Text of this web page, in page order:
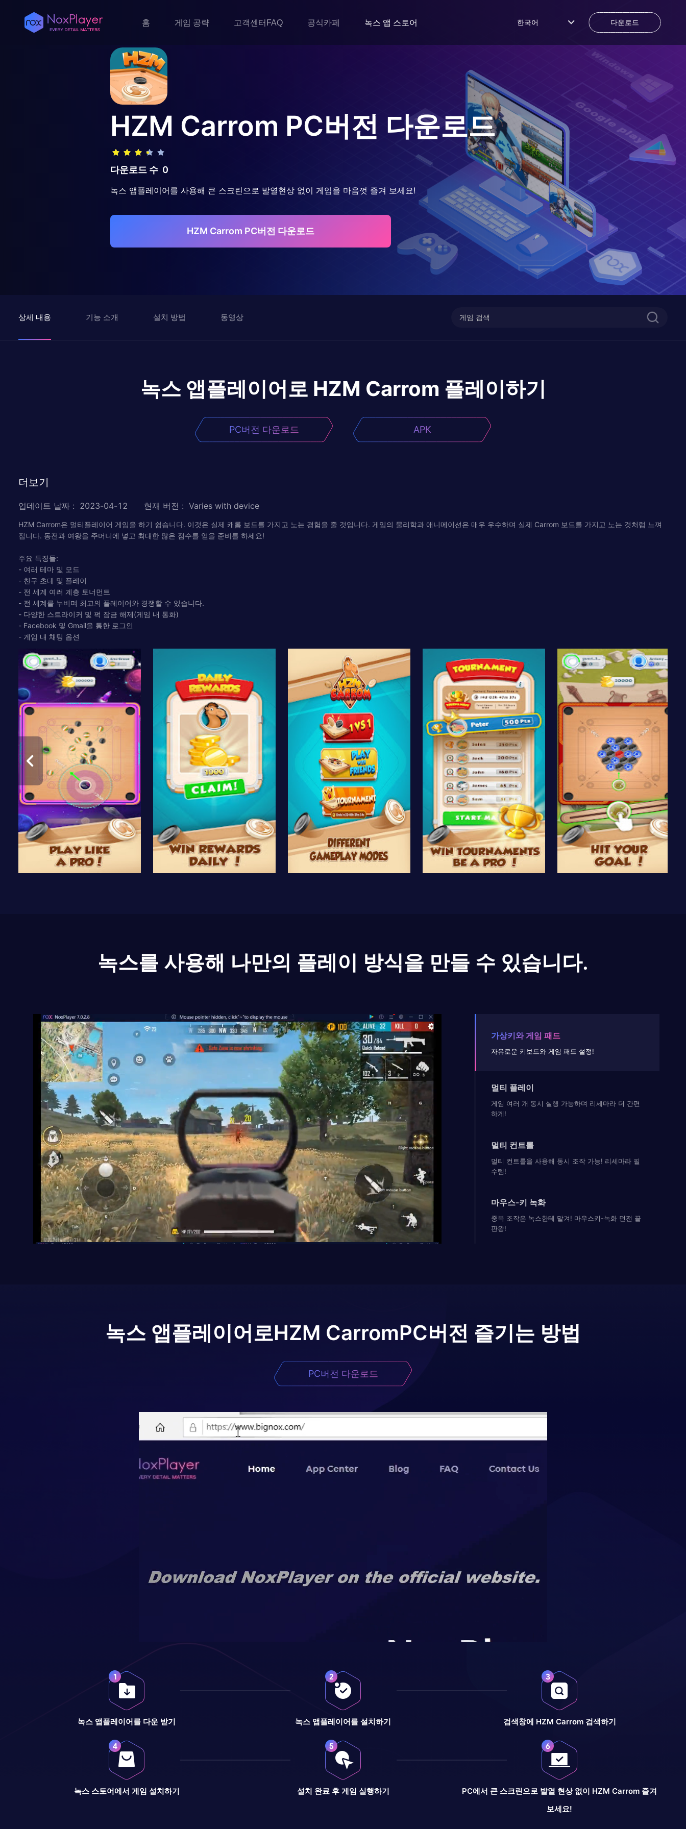
홈 게임 공략 고객센터FAQ 공식카페 녹스 앱 스토어 한국어 다운로드
HZM Carrom PC버전 다운로드
다운로드 수 0
녹스 앱플레이어를 사용해 큰 스크린으로 발열현상 없이 게임을 마음껏 즐겨 보세요!
HZM Carrom PC버전 다운로드
상세 내용 기능 소개 설치 방법 동영상
녹스 앱플레이어로 HZM Carrom 플레이하기
PC버전 다운로드 APK
더보기
업데이트 날짜 : 2023-04-12 현재 버전 : Varies with device
HZM Carrom은 멀티플레이어 게임을 하기 쉽습니다. 이것은 실제 캐롬 보드를 가지고 노는 경험을 줄 것입니다. 게임의 물리학과 애니메이션은 매우 우수하며 실제 Carrom 보드를 가지고 노는 것처럼 느껴
집니다. 동전과 여왕을 주머니에 넣고 최대한 많은 점수를 얻을 준비를 하세요!
주요 특징들:
- 여러 테마 및 모드
- 친구 초대 및 플레이
- 전 세계 여러 계층 토너먼트
- 전 세계를 누비며 최고의 플레이어와 경쟁할 수 있습니다.
- 다양한 스트라이커 및 퍽 잠금 해제(게임 내 통화)
- Facebook 및 Gmail을 통한 로그인
- 게임 내 채팅 옵션
녹스를 사용해 나만의 플레이 방식을 만들 수 있습니다.
가상키와 게임 패드
자유로운 키보드와 게임 패드 설정!
멀티 플레이
게임 여러 개 동시 실행 가능하며 리세마라 더 간편
하게!
멀티 컨트롤
멀티 컨트롤을 사용해 동시 조작 가능! 리세마라 필
수템!
마우스-키 녹화
중복 조작은 녹스한테 맡겨! 마우스키-녹화 던전 끝
판왕!
녹스 앱플레이어로HZM CarromPC버전 즐기는 방법
PC버전 다운로드
녹스 앱플레이어를 다운 받기 녹스 앱플레이어를 설치하기 검색창에 HZM Carrom 검색하기
녹스 스토어에서 게임 설치하기 설치 완료 후 게임 실행하기
PC에서 큰 스크린으로 발열 현상 없이 HZM Carrom 즐겨
보세요!